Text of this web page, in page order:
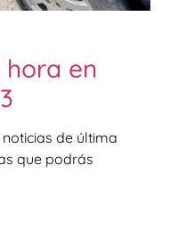
en
de última
que podrás